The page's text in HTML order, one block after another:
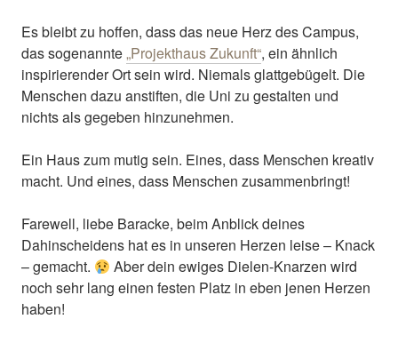
Es bleibt zu hoffen, dass das neue Herz des Campus,
das sogenannte„Projekthaus Zukunft“, ein ähnlich
inspirierender Ort sein wird. Niemals glattgebügelt. Die
Menschen dazu anstiften, die Uni zu gestalten und
nichts als gegeben hinzunehmen.
Ein Haus zum mutig sein. Eines, dass Menschen kreativ
macht. Und eines, dass Menschen zusammenbringt!
Farewell, liebe Baracke, beim Anblick deines
Dahinscheidens hat es in unseren Herzen leise – Knack
– gemacht.
Aber dein ewiges Dielen-Knarzen wird
noch sehr lang einen festen Platz in eben jenen Herzen
haben!